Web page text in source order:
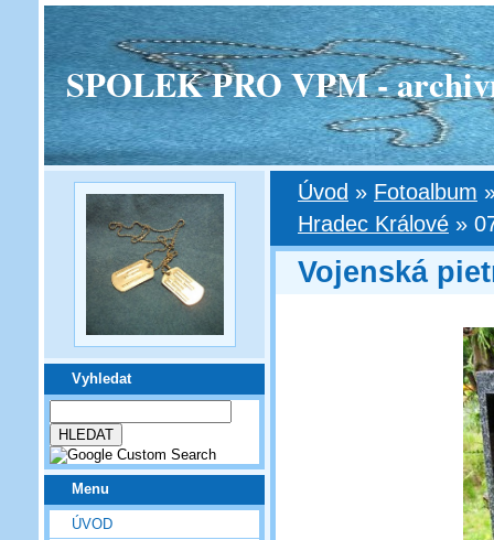
SPOLEK PRO VPM -
Vyhledat
Menu
ÚVOD
Úvod » Fotoalbum
Hradec Králové »
Vojenská